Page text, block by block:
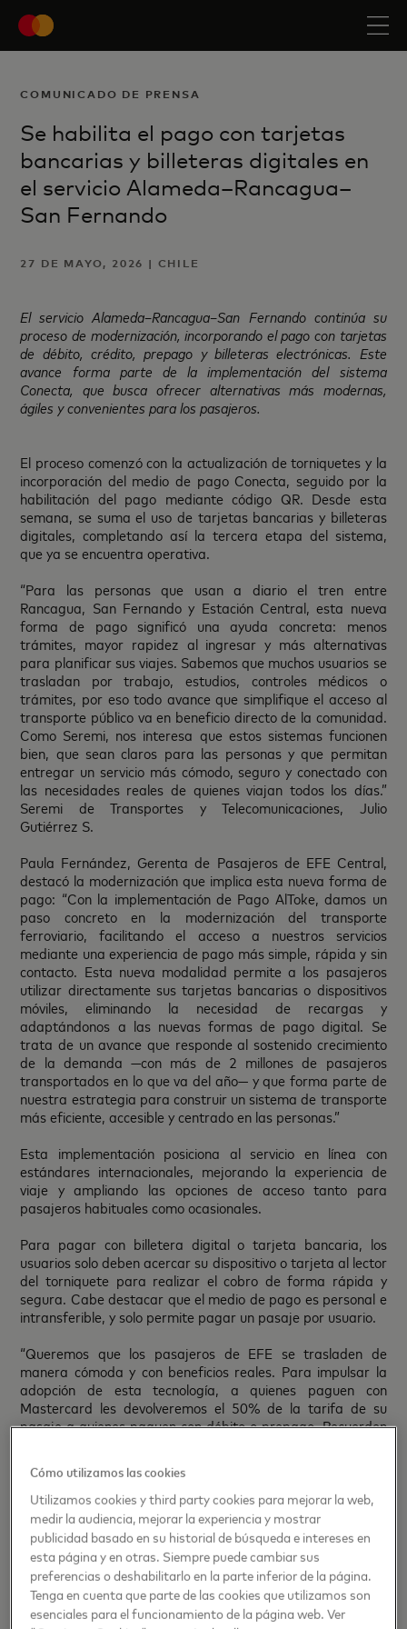
COMUNICADO DE PRENSA
Se habilita el pago con tarjetas
bancarias y billeteras digitales en
el servicio Alameda–Rancagua–
San Fernando
27 DE MAYO, 2026 | CHILE
El servicio Alameda–Rancagua–San Fernando continúa su
proceso de modernización, incorporando el pago con tarjetas
de débito, crédito, prepago y billeteras electrónicas. Este
avance forma parte de la implementación del sistema
Conecta, que busca ofrecer alternativas más modernas,
ágiles y convenientes para los pasajeros.
El proceso comenzó con la actualización de torniquetes y la
incorporación del medio de pago Conecta, seguido por la
habilitación del pago mediante código QR. Desde esta
semana, se suma el uso de tarjetas bancarias y billeteras
digitales, completando así la tercera etapa del sistema,
que ya se encuentra operativa.
“Para las personas que usan a diario el tren entre
Rancagua, San Fernando y Estación Central, esta nueva
forma de pago significó una ayuda concreta: menos
trámites, mayor rapidez al ingresar y más alternativas
para planificar sus viajes. Sabemos que muchos usuarios se
trasladan por trabajo, estudios, controles médicos o
trámites, por eso todo avance que simplifique el acceso al
transporte público va en beneficio directo de la comunidad.
Como Seremi, nos interesa que estos sistemas funcionen
bien, que sean claros para las personas y que permitan
entregar un servicio más cómodo, seguro y conectado con
las necesidades reales de quienes viajan todos los días.”
Seremi de Transportes y Telecomunicaciones, Julio
Gutiérrez S.
Paula Fernández, Gerenta de Pasajeros de EFE Central,
destacó la modernización que implica esta nueva forma de
pago: “Con la implementación de Pago AlToke, damos un
paso concreto en la modernización del transporte
ferroviario, facilitando el acceso a nuestros servicios
mediante una experiencia de pago más simple, rápida y sin
contacto. Esta nueva modalidad permite a los pasajeros
utilizar directamente sus tarjetas bancarias o dispositivos
móviles, eliminando la necesidad de recargas y
adaptándonos a las nuevas formas de pago digital. Se
trata de un avance que responde al sostenido crecimiento
de la demanda —con más de 2 millones de pasajeros
transportados en lo que va del año— y que forma parte de
nuestra estrategia para construir un sistema de transporte
más eficiente, accesible y centrado en las personas.”
Esta implementación posiciona al servicio en línea con
estándares internacionales, mejorando la experiencia de
viaje y ampliando las opciones de acceso tanto para
pasajeros habituales como ocasionales.
Para pagar con billetera digital o tarjeta bancaria, los
usuarios solo deben acercar su dispositivo o tarjeta al lector
del torniquete para realizar el cobro de forma rápida y
segura. Cabe destacar que el medio de pago es personal e
intransferible, y solo permite pagar un pasaje por usuario.
“Queremos que los pasajeros de EFE se trasladen de
manera cómoda y con beneficios reales. Para impulsar la
adopción de esta tecnología, a quienes paguen con
Mastercard les devolveremos el 50% de la tarifa de su
pasaje a quienes paguen con débito o prepago. Recuerden
en Mastercard.
Cómo utilizamos las cookies
Utilizamos cookies y third party cookies para mejorar la web,
medir la audiencia, mejorar la experiencia y mostrar
publicidad basado en su historial de búsqueda e intereses en
esta página y en otras. Siempre puede cambiar sus
preferencias o deshabilitarlo en la parte inferior de la página.
Tenga en cuenta que parte de las cookies que utilizamos son
esenciales para el funcionamiento de la página web. Ver